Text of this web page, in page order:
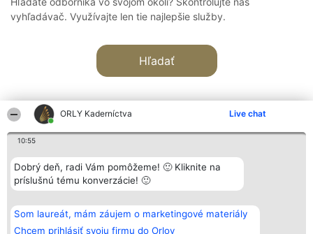
ORLY Kaderníctva Live chat
10:55
Dobrý deň, radi Vám pomôžeme! 🙂 Kliknite na
príslušnú tému konverzácie! 🙂
Som laureát, mám záujem o marketingové materiály
Chcem prihlásiť svoju firmu do Orlov
vyhľadávač. Využívajte len tie najlepšie služby.
Hľadať
Organizátor hodnotenia
Bright Side Solutions sp. z o.
o. sp. k.
Wrocław 50-079
KRS 0000749100 | Regon
381313360 | NIP 8943132676
Hodnotenie
Laureáti
Lista
Laureatów
Podmienky
Obchodné
Kontakt
Kontakt